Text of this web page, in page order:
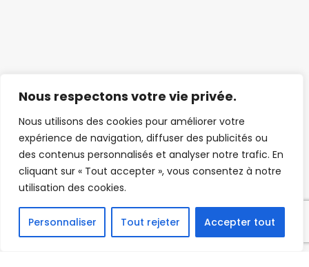
Nous respectons votre vie privée.
Nous utilisons des cookies pour améliorer votre
expérience de navigation, diffuser des publicités ou
des contenus personnalisés et analyser notre trafic. En
cliquant sur « Tout accepter », vous consentez à notre
utilisation des cookies.
Personnaliser Tout rejeter Accepter tout